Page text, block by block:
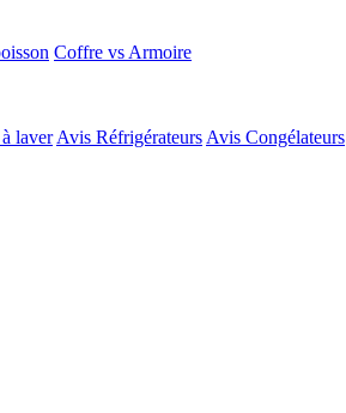
Coffre vs Armoire
laver Avis Réfrigérateurs Avis Congélateurs